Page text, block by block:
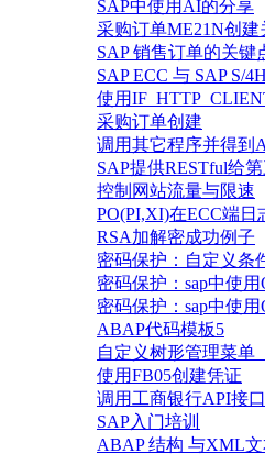
SAP中使用AI的分享
采购订单ME21N创建
SAP 销售订单的关键
SAP ECC 与 SAP S/
使用
采购订单创建
调用其它程序并得到
SAP提供RESTful给
控制网站流量与限速
PO(PI,XI)在ECC端日
RSA加解密成功例子
密码保护：自定义条
密码保护：sap中使
密码保护：sap中使
ABAP代码模板5
自定义树形管理菜单
使用FB05创建凭证
调用工商银行API接口
SAP入门培训
ABAP 结构 与XML